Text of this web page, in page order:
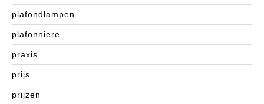
plafondlampen
plafonniere
praxis
prijs
prijzen